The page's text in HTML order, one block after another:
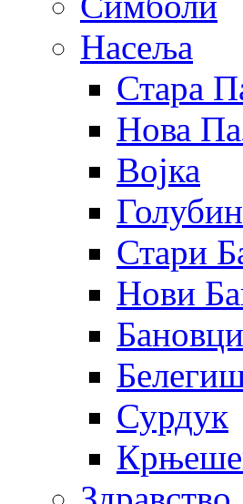
Насеља
Стара
Нова
Војка
Стари
Нови
Сурдук